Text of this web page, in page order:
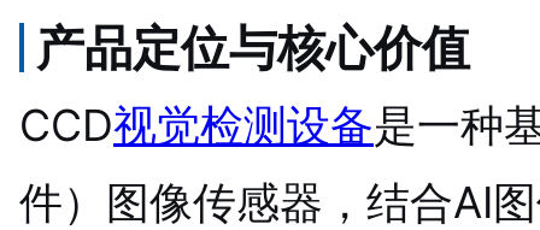
产品定位与核心价值
CCD视觉检测设备是一种
件）图像传感器，结合AI